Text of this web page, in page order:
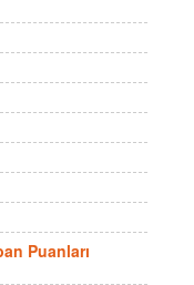
Puanları